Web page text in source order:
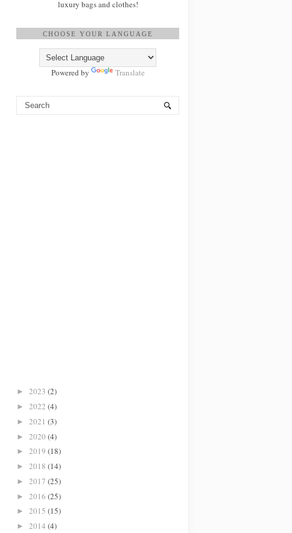
luxury bags and clothes!
CHOOSE YOUR LANGUAGE
Powered by Translate
► 2023 (2)
► 2022 (4)
► 2021 (3)
► 2020 (4)
► 2019 (18)
► 2018 (14)
► 2017 (25)
► 2016 (25)
► 2015 (15)
► 2014 (4)